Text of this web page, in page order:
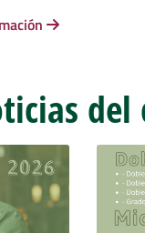
del